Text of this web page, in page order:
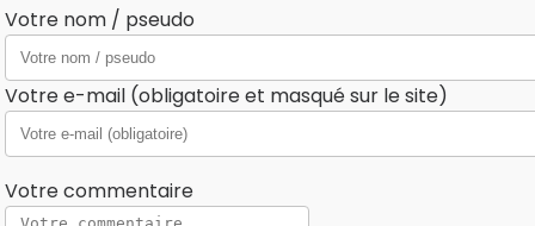
Votre nom / pseudo
Votre e-mail (obligatoire et masqué sur le site)
Votre commentaire